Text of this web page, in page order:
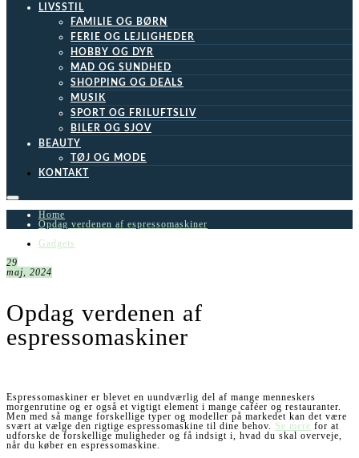
LIVSSTIL
FAMILIE OG BØRN
FERIE OG LEJLIGHEDER
HOBBY OG DYR
MAD OG SUNDHED
SHOPPING OG DEALS
MUSIK
SPORT OG FRILUFTSLIV
BILER OG SJOV
BEAUTY
TØJ OG MODE
KONTAKT
Home
Opdag verdenen af espressomaskiner
Gadgets
29
maj, 2024
Opdag verdenen af
espressomaskiner
Espressomaskiner er blevet en uundværlig del af mange menneskers
morgenrutine og er også et vigtigt element i mange caféer og restauranter.
Men med så mange forskellige typer og modeller på markedet kan det være
svært at vælge den rigtige espressomaskine til dine behov. Se mere for at
udforske de forskellige muligheder og få indsigt i, hvad du skal overveje,
når du køber en espressomaskine.